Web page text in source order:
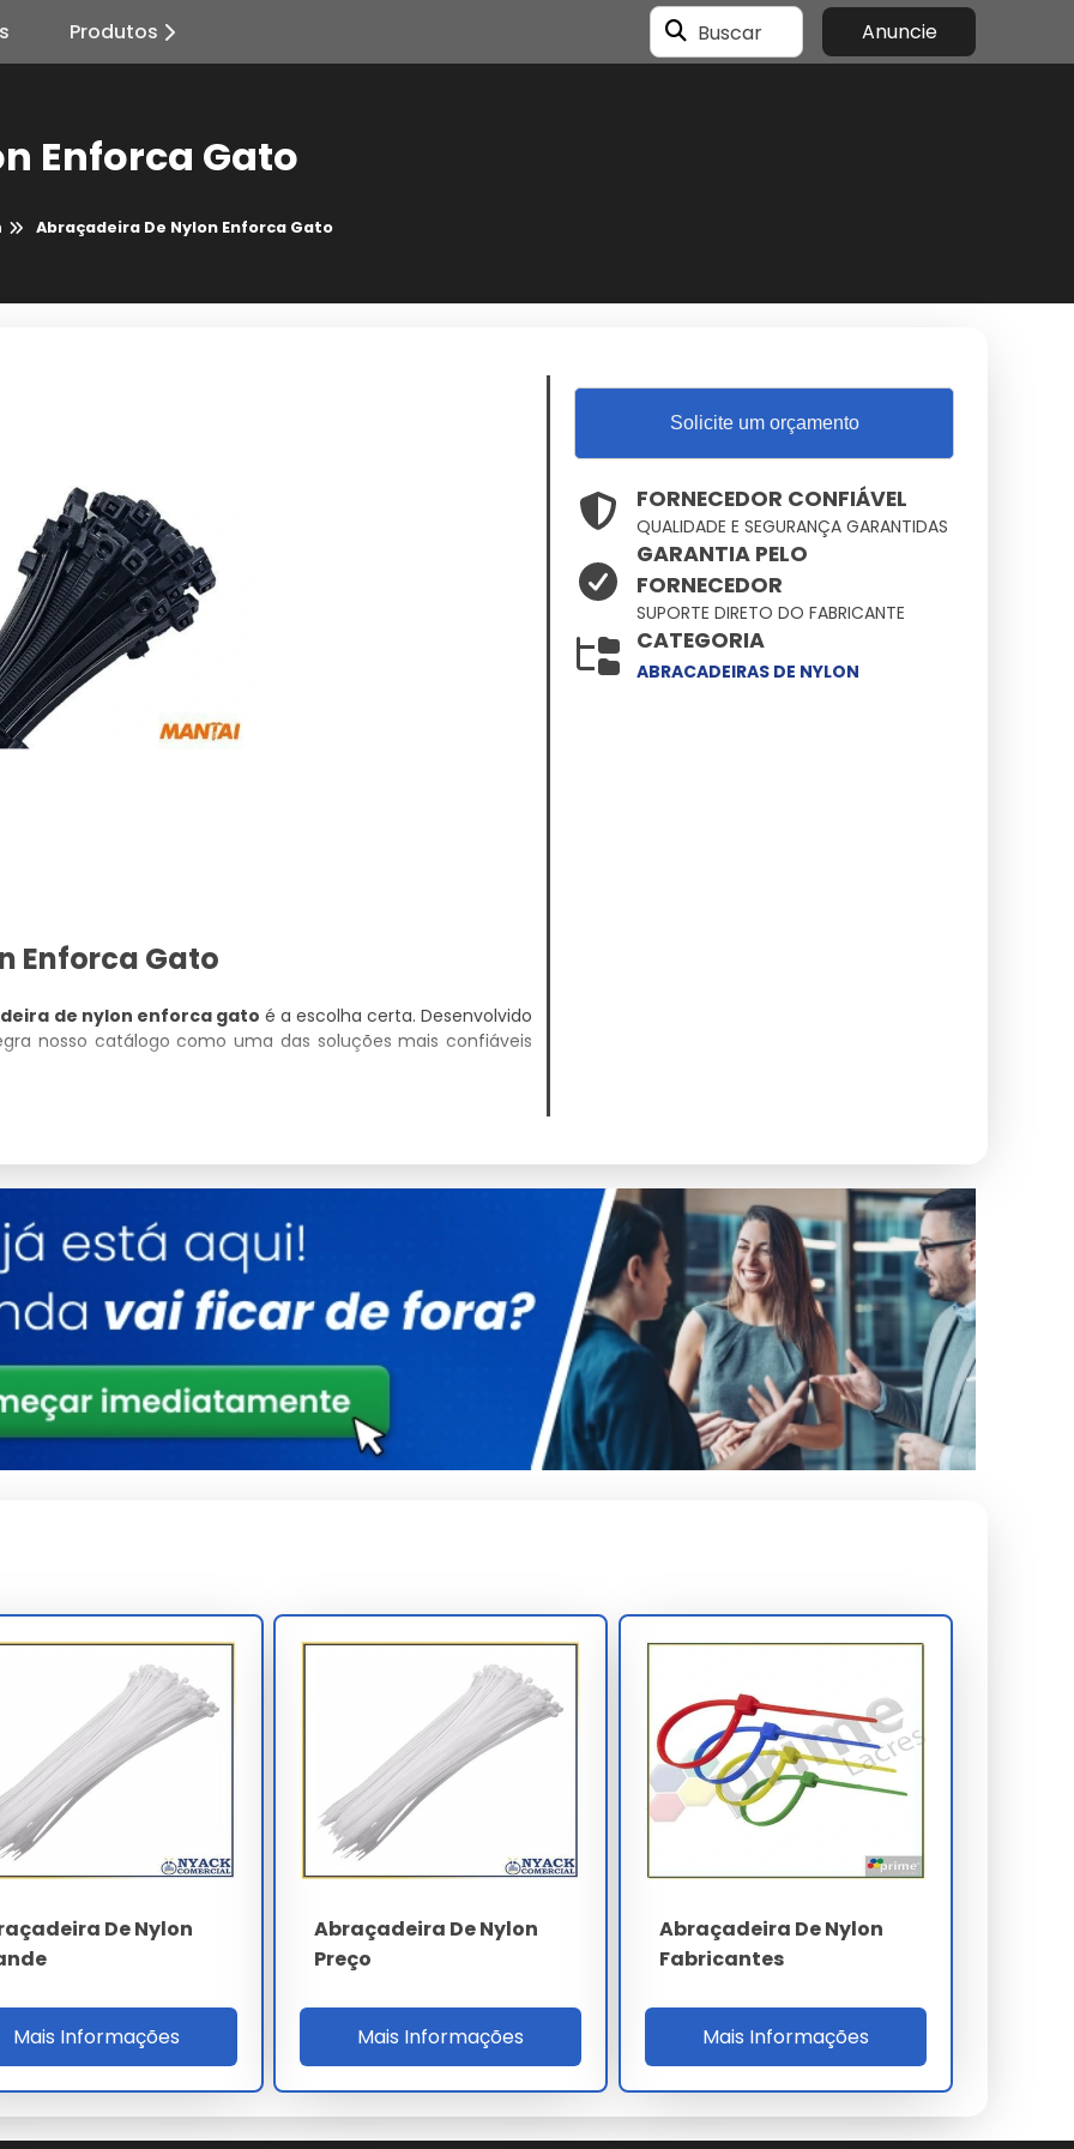
Produtos Buscar Anuncie
Enforca Gato
Abraçadeira De Nylon Enforca Gato
Enforca Gato
de nylon enforca gato é a escolha certa. Desenvolvido
nosso catálogo como uma das soluções mais confiáveis
Detalhes
Conformidade total com padrões de
Tratamento de proteção UV integrado
Consultoria Especializada
industrial.
enforca gatoleva em conta a complexidade técnica e o
personalizadas para garantir o melhor custo-benefício
Nylon Enforca Gato
a aquisição através de canais oficiais e fornecedores
na escolha do abraçadeira de nylon enforca gato ideal
escala?
enforca gato, basta encaminhar sua necessidade via
Solicite um orçamento
FORNECEDOR CONFIÁVEL
QUALIDADE E SEGURANÇA GARANTIDAS
GARANTIA PELO
FORNECEDOR
SUPORTE DIRETO DO FABRICANTE
CATEGORIA
ABRACADEIRAS DE NYLON
De Nylon
Mais Informações
Abraçadeira De Nylon
Preço
Mais Informações
Abraçadeira De Nylon
Fabricantes
Mais Informações